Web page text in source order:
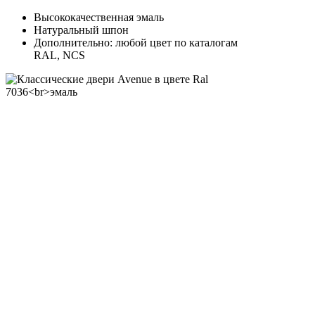
Высококачественная эмаль
Натуральный шпон
Дополнительно: любой цвет по каталогам
RAL, NCS